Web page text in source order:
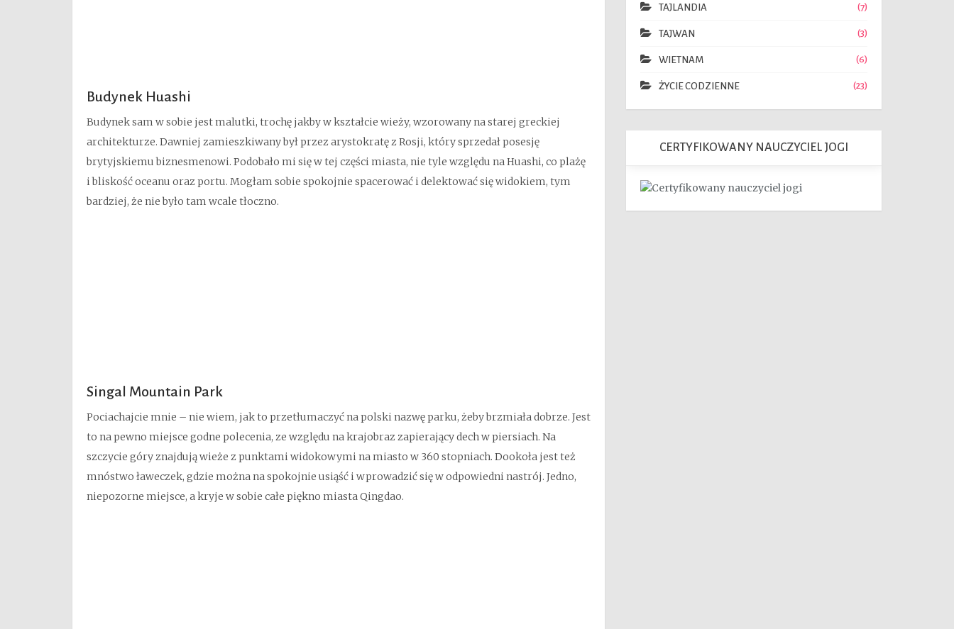
Budynek Huashi
Budynek sam w sobie jest malutki, trochę jakby w kształcie wieży, wzorowany na starej greckiej
architekturze. Dawniej zamieszkiwany był przez arystokratę z Rosji, który sprzedał posesję
brytyjskiemu biznesmenowi. Podobało mi się w tej części miasta, nie tyle względu na Huashi, co plażę
i bliskość oceanu oraz portu. Mogłam sobie spokojnie spacerować i delektować się widokiem, tym
bardziej, że nie było tam wcale tłoczno.
Singal Mountain Park
Pociachajcie mnie – nie wiem, jak to przetłumaczyć na polski nazwę parku, żeby brzmiała dobrze. Jest
to na pewno miejsce godne polecenia, ze względu na krajobraz zapierający dech w piersiach. Na
szczycie góry znajdują wieże z punktami widokowymi na miasto w 360 stopniach. Dookoła jest też
mnóstwo ławeczek, gdzie można na spokojnie usiąść i wprowadzić się w odpowiedni nastrój. Jedno,
niepozorne miejsce, a kryje w sobie całe piękno miasta Qingdao.
TAJLANDIA 7
TAJWAN 3
WIETNAM 6
ŻYCIE CODZIENNE 23
CERTYFIKOWANY NAUCZYCIEL JOGI